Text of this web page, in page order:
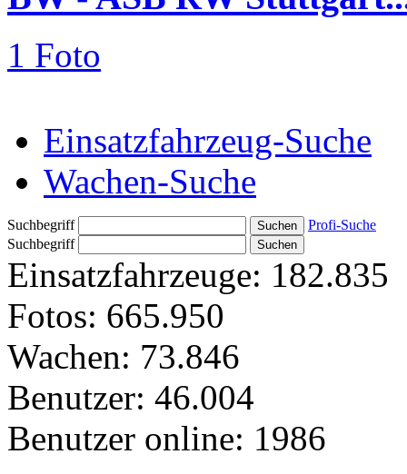
1 Foto
Einsatzfahrzeug-Suche
Wachen-Suche
Suchbegriff
Profi-Suche
Suchbegriff
Einsatzfahrzeuge: 182.835
Fotos: 665.950
Wachen: 73.846
Benutzer: 46.004
Benutzer online: 1986